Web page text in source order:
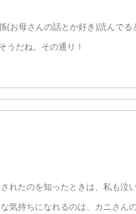
お母さんの話とか好き)読んでる
うだね。その通り！
たのを知ったときは、私も泣い
気持ちになれるのは、カニさ